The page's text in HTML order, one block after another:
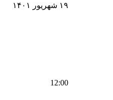
۱۹ شهریور ۱۴۰۱
12:00